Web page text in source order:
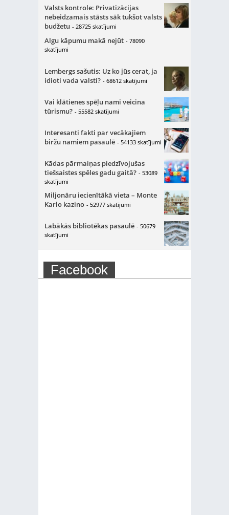
Valsts kontrole: Privatizācijas
nebeidzamais stāsts sāk tukšot valsts
budžetu - 28725 skatījumi
Algu kāpumu makā nejūt - 78090
skatījumi
Lembergs sašutis: Uz ko jūs cerat, ja
idioti vada valsti? - 68612 skatījumi
Vai klātienes spēļu nami veicina
tūrismu? - 55582 skatījumi
Interesanti fakti par vecākajiem
biržu namiem pasaulē - 54133 skatījumi
Kādas pārmaiņas piedzīvojušas
tiešsaistes spēles gadu gaitā? - 53089
skatījumi
Miljonāru iecienītākā vieta – Monte
Karlo kazino - 52977 skatījumi
Labākās bibliotēkas pasaulē - 50679
skatījumi
Facebook